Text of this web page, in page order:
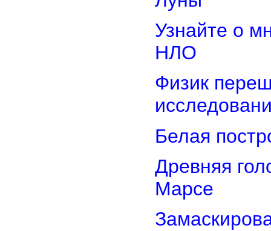
Узнайте о
НЛО
Физик
Белая
Древняя
Марсе